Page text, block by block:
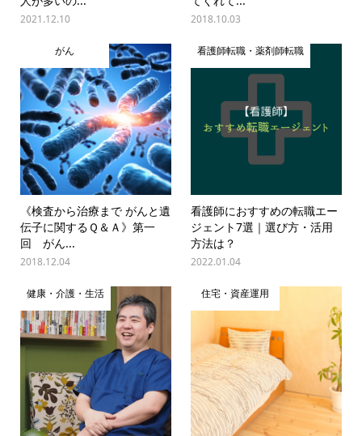
2021.12.10 2018.10.03
がん
《検査から治療まで がんと遺
伝子に関するＱ＆Ａ》第一
回 がん...
2018.12.04
看護師転職・薬剤師転職
看護師におすすめの転職エー
ジェント7選｜選び方・活用
方法は？
2022.01.04
健康・介護・生活 住宅・資産運用